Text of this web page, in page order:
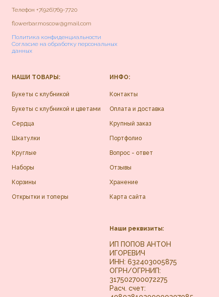
Телефон +7(926)769-7720
flowerbar.moscow@gmail.com
Политика конфиденциальности
Согласие на обработку персональных
данных
НАШИ ТОВАРЫ:
Букеты с клубникой
Букеты с клубникой и цветами
Сердца
Шкатулки
Круглые
Наборы
Корзины
Открытки и топеры
ИНФО:
Контакты
Оплата и доставка
Крупный заказ
Портфолио
Вопрос - ответ
Отзывы
Хранение
Карта сайта
Наши реквизиты:
ИП ПОПОВ АНТОН
ИГОРЕВИЧ
ИНН: 632403005875
ОГРН/ОГРНИП:
317502700072275
Расч. счет: